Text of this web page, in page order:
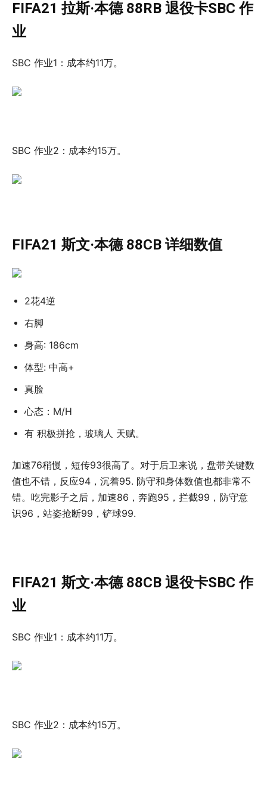
FIFA21 拉斯·本德 88RB 退役卡SBC 作
业
SBC 作业1：成本约11万。
SBC 作业2：成本约15万。
FIFA21 斯文·本德 88CB 详细数值
2花4逆
右脚
身高: 186cm
体型: 中高+
真脸
心态：M/H
有 积极拼抢，玻璃人 天赋。
加速76稍慢，短传93很高了。对于后卫来说，盘带关键数
值也不错，反应94，沉着95. 防守和身体数值也都非常不
错。吃完影子之后，加速86，奔跑95，拦截99，防守意
识96，站姿抢断99，铲球99.
FIFA21 斯文·本德 88CB 退役卡SBC 作
业
SBC 作业1：成本约11万。
SBC 作业2：成本约15万。